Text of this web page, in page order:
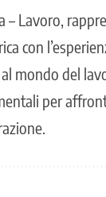
– Lavoro,
con
mondo del
per